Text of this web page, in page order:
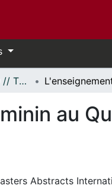
Thèses, 1910 - 2010 // Theses, 1910 - 2010
au
Abstracts